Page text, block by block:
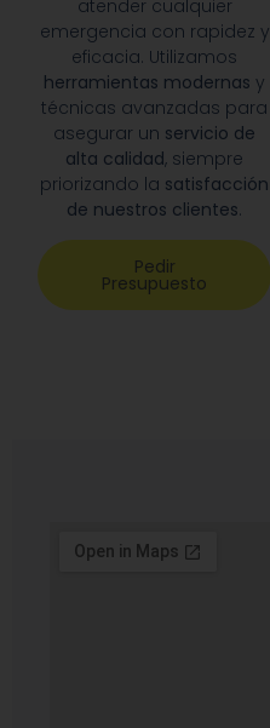
atender cualquier
emergencia con rapidez y
eficacia. Utilizamos
herramientas modernas y
técnicas avanzadas para
asegurar un servicio de
alta calidad, siempre
priorizando la satisfacción
de nuestros clientes.
Pedir
Presupuesto